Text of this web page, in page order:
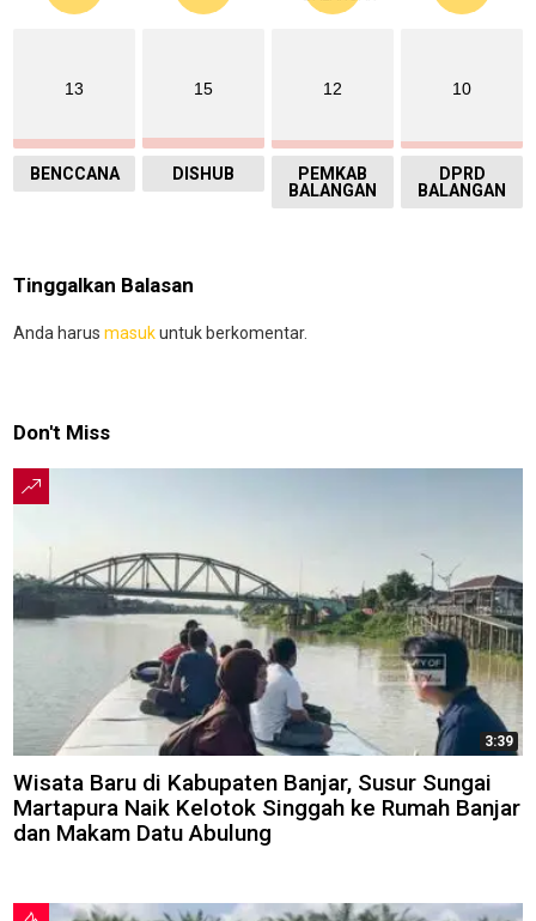
13
BENCCANA
15
DISHUB
12
PEMKAB
BALANGAN
10
DPRD
BALANGAN
Tinggalkan Balasan
Anda harus masukuntuk berkomentar.
Don't Miss
3:39
Wisata Baru di Kabupaten Banjar, Susur Sungai
Martapura Naik Kelotok Singgah ke Rumah Banjar
dan Makam Datu Abulung